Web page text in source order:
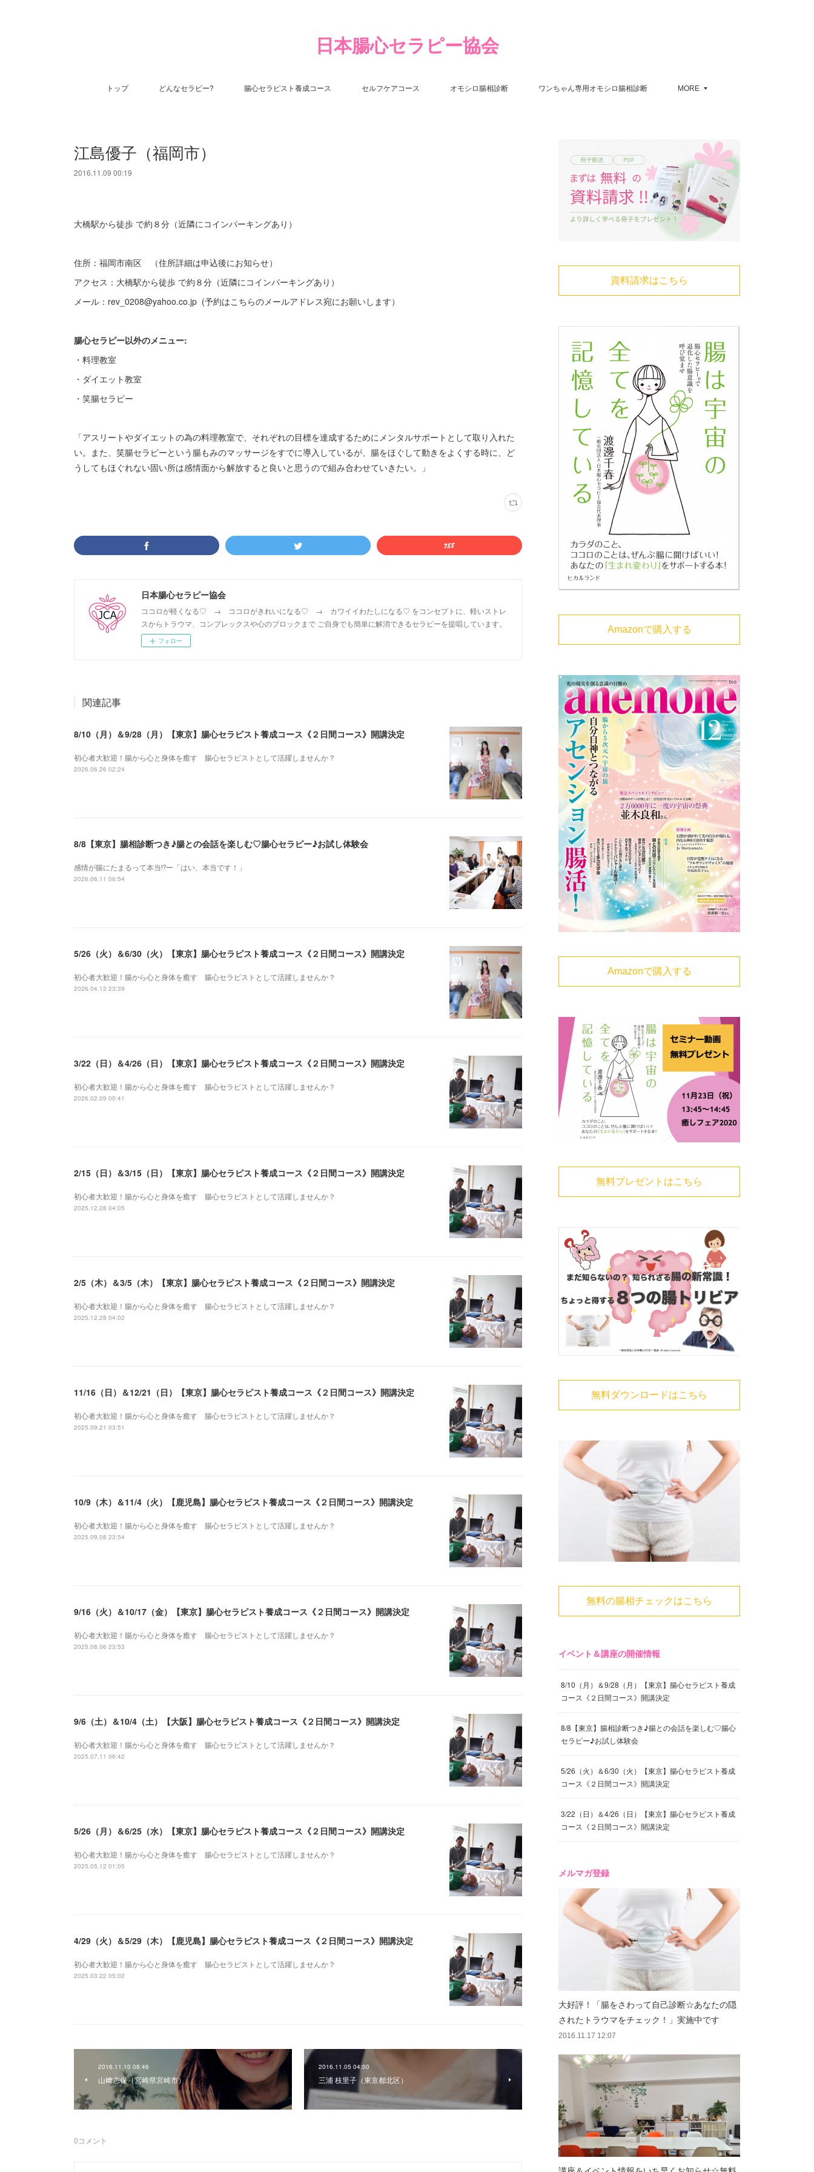
日本腸心セラピー協会
トップ どんなセラピー? 腸心セラピスト養成コース セルフケアコース オモシロ腸相診断 ワンちゃん専用オモシロ腸相診断 MORE
江島優子（福岡市）
2016.11.09 00:19
大橋駅から徒歩 で約８分（近隣にコインパーキングあり）
住所：福岡市南区 （住所詳細は申込後にお知らせ）
アクセス：大橋駅から徒歩 で約８分（近隣にコインパーキングあり）
メール：rev_0208@yahoo.co.jp (予約はこちらのメールアドレス宛にお願いします）
腸心セラピー以外のメニュー:
・料理教室
・ダイエット教室
・笑腸セラピー
「アスリートやダイエットの為の料理教室で、それぞれの目標を達成するためにメンタルサポートとして取り入れた
い。また、笑腸セラピーという腸もみのマッサージをすでに導入しているが、腸をほぐして動きをよくする時に、ど
うしてもほぐれない固い所は感情面から解放すると良いと思うので組み合わせていきたい。」
日本腸心セラピー協会
ココロが軽くなる♡ → ココロがきれいになる♡ → カワイイわたしになる♡ をコンセプトに、軽いストレ
スからトラウマ、コンプレックスや心のブロックまで ご自身でも簡単に解消できるセラピーを提唱しています。
フォロー
関連記事
8/10（月）＆9/28（月）【東京】腸心セラピスト養成コース《２日間コース》開講決定
初心者大歓迎！腸から心と身体を癒す 腸心セラピストとして活躍しませんか？
2026.06.26 02:24
8/8【東京】腸相診断つき♪腸との会話を楽しむ♡腸心セラピー♪お試し体験会
感情が腸にたまるって本当⁉️ー「はい、本当です！」
2026.06.11 06:54
5/26（火）＆6/30（火）【東京】腸心セラピスト養成コース《２日間コース》開講決定
初心者大歓迎！腸から心と身体を癒す 腸心セラピストとして活躍しませんか？
2026.04.13 23:39
3/22（日）＆4/26（日）【東京】腸心セラピスト養成コース《２日間コース》開講決定
初心者大歓迎！腸から心と身体を癒す 腸心セラピストとして活躍しませんか？
2026.02.09 00:41
2/15（日）＆3/15（日）【東京】腸心セラピスト養成コース《２日間コース》開講決定
初心者大歓迎！腸から心と身体を癒す 腸心セラピストとして活躍しませんか？
2025.12.28 04:05
2/5（木）＆3/5（木）【東京】腸心セラピスト養成コース《２日間コース》開講決定
初心者大歓迎！腸から心と身体を癒す 腸心セラピストとして活躍しませんか？
2025.12.28 04:02
11/16（日）＆12/21（日）【東京】腸心セラピスト養成コース《２日間コース》開講決定
初心者大歓迎！腸から心と身体を癒す 腸心セラピストとして活躍しませんか？
2025.09.21 03:51
10/9（木）＆11/4（火）【鹿児島】腸心セラピスト養成コース《２日間コース》開講決定
初心者大歓迎！腸から心と身体を癒す 腸心セラピストとして活躍しませんか？
2025.09.08 23:54
9/16（火）＆10/17（金）【東京】腸心セラピスト養成コース《２日間コース》開講決定
初心者大歓迎！腸から心と身体を癒す 腸心セラピストとして活躍しませんか？
2025.08.06 23:53
9/6（土）＆10/4（土）【大阪】腸心セラピスト養成コース《２日間コース》開講決定
初心者大歓迎！腸から心と身体を癒す 腸心セラピストとして活躍しませんか？
2025.07.11 06:42
5/26（月）＆6/25（水）【東京】腸心セラピスト養成コース《２日間コース》開講決定
初心者大歓迎！腸から心と身体を癒す 腸心セラピストとして活躍しませんか？
2025.05.12 01:05
4/29（火）＆5/29（木）【鹿児島】腸心セラピスト養成コース《２日間コース》開講決定
初心者大歓迎！腸から心と身体を癒す 腸心セラピストとして活躍しませんか？
2025.03.22 05:02
2016.11.10 08:46
山﨑志保（宮崎県宮崎市）
2016.11.05 04:00
三浦 枝里子（東京都北区）
0コメント
資料請求はこちら
Amazonで購入する
Amazonで購入する
無料プレゼントはこちら
無料ダウンロードはこちら
無料の腸相チェックはこちら
イベント＆講座の開催情報
8/10（月）＆9/28（月）【東京】腸心セラピスト養成
コース《２日間コース》開講決定
8/8【東京】腸相診断つき♪腸との会話を楽しむ♡腸心
セラピー♪お試し体験会
5/26（火）＆6/30（火）【東京】腸心セラピスト養成
コース《２日間コース》開講決定
3/22（日）＆4/26（日）【東京】腸心セラピスト養成
コース《２日間コース》開講決定
メルマガ登録
大好評！「腸をさわって自己診断☆あなたの隠
されたトラウマをチェック！」実施中です
2016.11.17 12:07